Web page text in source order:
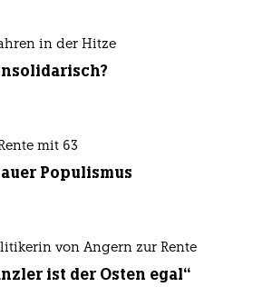
in der Hitze
mit 63
Populismus
von Angern zur Rente
ist der Osten egal“